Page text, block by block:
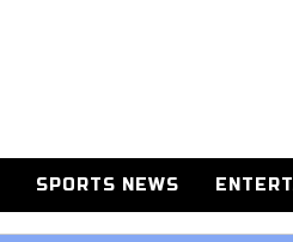
SPORTS NEWS